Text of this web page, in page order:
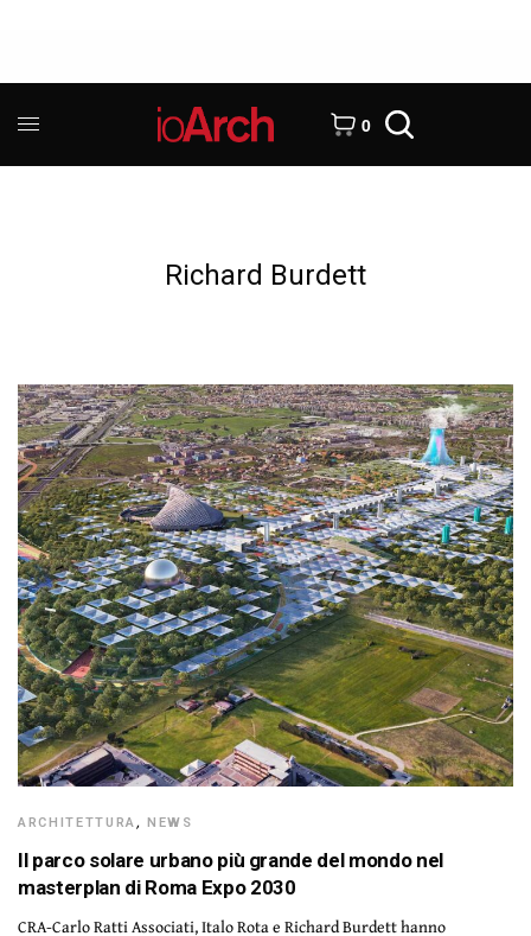
0
Richard Burdett
ARCHITETTURA,NEWS
Il parco solare urbano più grande del mondo nel
masterplan di Roma Expo 2030
CRA-Carlo Ratti Associati, Italo Rota e Richard Burdett hanno